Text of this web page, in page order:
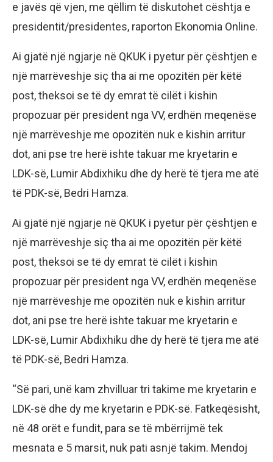
e javës që vjen, me qëllim të diskutohet cështja e
presidentit/presidentes, raporton Ekonomia Online.
Ai gjatë një ngjarje në QKUK i pyetur për çështjen e
një marrëveshje siç tha ai me opozitën për këtë
post, theksoi se të dy emrat të cilët i kishin
propozuar për president nga VV, erdhën meqenëse
një marrëveshje me opozitën nuk e kishin arritur
dot, ani pse tre herë ishte takuar me kryetarin e
LDK-së, Lumir Abdixhiku dhe dy herë të tjera me atë
të PDK-së, Bedri Hamza.
Ai gjatë një ngjarje në QKUK i pyetur për çështjen e
një marrëveshje siç tha ai me opozitën për këtë
post, theksoi se të dy emrat të cilët i kishin
propozuar për president nga VV, erdhën meqenëse
një marrëveshje me opozitën nuk e kishin arritur
dot, ani pse tre herë ishte takuar me kryetarin e
LDK-së, Lumir Abdixhiku dhe dy herë të tjera me atë
të PDK-së, Bedri Hamza.
“Së pari, unë kam zhvilluar tri takime me kryetarin e
LDK-së dhe dy me kryetarin e PDK-së. Fatkeqësisht,
në 48 orët e fundit, para se të mbërrijmë tek
mesnata e 5 marsit, nuk pati asnjë takim. Mendoj